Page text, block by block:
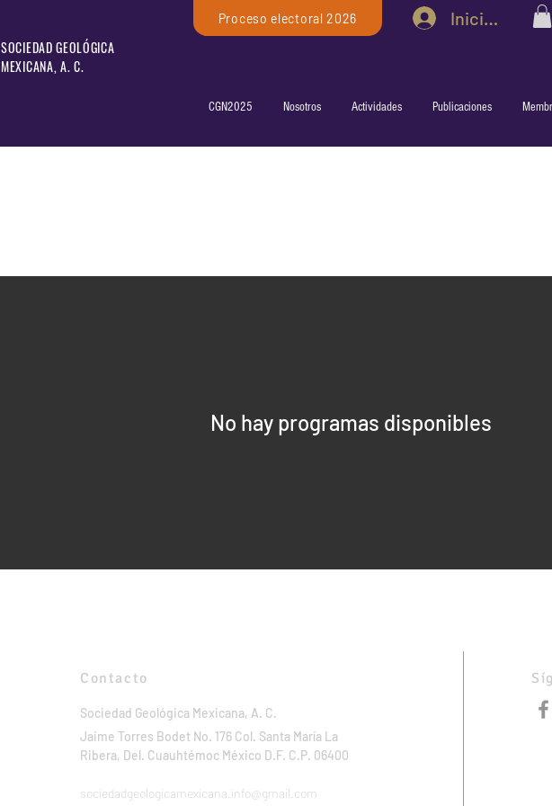
SOCIEDAD GEOLÓGICA
MEXICANA, A. C.
Proceso electoral 2026 Iniciar sesión
CGN2025 Nosotros Actividades Publicaciones
No hay programas disponibles
Contacto
Sociedad Geológica Mexicana, A. C.
Jaime Torres Bodet No. 176 Col. Santa María La
Ribera, Del. Cuauhtémoc México D.F. C.P. 06400
sociedadgeologicamexicana.info@gmail.com